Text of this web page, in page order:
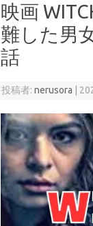
映画
難した男
話
投稿者:nerusora